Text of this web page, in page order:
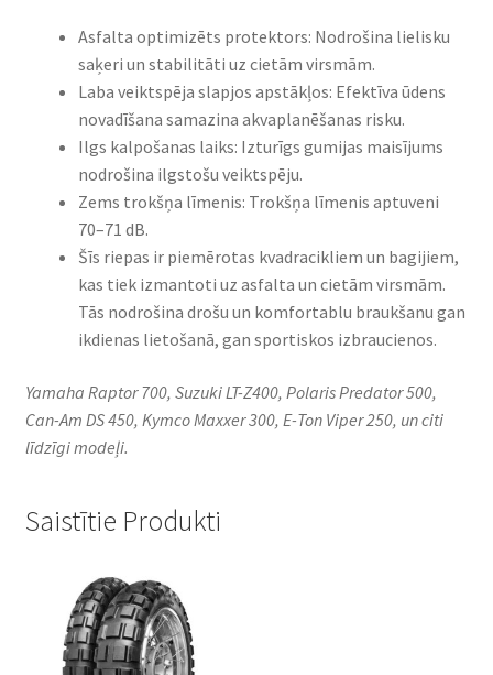
Asfalta optimizēts protektors: Nodrošina lielisku
saķeri un stabilitāti uz cietām virsmām.
Laba veiktspēja slapjos apstākļos: Efektīva ūdens
novadīšana samazina akvaplanēšanas risku.
Ilgs kalpošanas laiks: Izturīgs gumijas maisījums
nodrošina ilgstošu veiktspēju.
Zems trokšņa līmenis: Trokšņa līmenis aptuveni
70–71 dB.
Šīs riepas ir piemērotas kvadracikliem un bagijiem,
kas tiek izmantoti uz asfalta un cietām virsmām.
Tās nodrošina drošu un komfortablu braukšanu gan
ikdienas lietošanā, gan sportiskos izbraucienos.
Yamaha Raptor 700, Suzuki LT-Z400, Polaris Predator 500,
Can-Am DS 450, Kymco Maxxer 300, E-Ton Viper 250, un citi
līdzīgi modeļi.
Saistītie Produkti